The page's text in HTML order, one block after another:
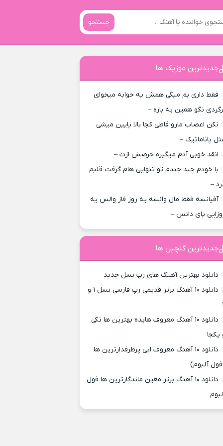
جستجو
جدیدترین موزیک ها
فقط داری بم میگی همش یه خوابه میخوای
نگو همین یه باره –
نکن اعصاب مارو قاطی کجا بالا پایین میشی
پاناماتیک –
انقد خوبی آدم میگیره حرصش ازت –
با خودم چند چندم تو تنهایی هام گرفت قلبم
–
آفیانسه فقط مال وانسه یه روز فاز والس یه
پای دانس –
جدیدترین گلچین ها
دانلود بهترین آهنگ های رپ نسل جدید
دانلود ۱۰ آهنگ برتر قدیمی رپ فارسی نسل ۱ و
دانلود ۱۰ آهنگ معروف هایده بهترین ها تکی
یکجا
دانلود ۱۰ آهنگ معروف ابی پرطرفدارترین ها
آلبوم)
دانلود ۱۰ آهنگ برتر معین ماندگارترین ها فول